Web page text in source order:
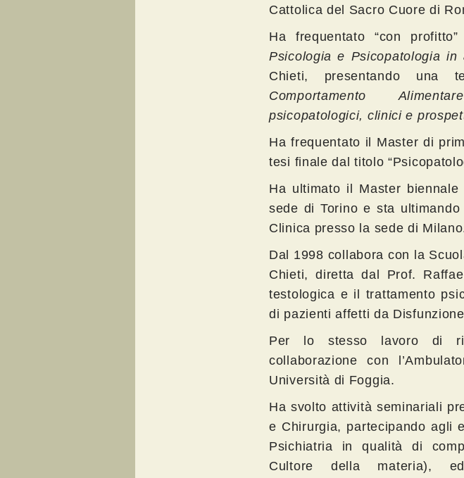
Cattolica del Sacro Cuore di
Ha frequentato “con
Psicologia e Psicopatologia in
Chieti, presentando
Comportamento
psicopatologici, clinici e
Ha frequentato il Master di
tesi finale dal titolo
Ha ultimato il Master
sede di Torino e sta
Clinica presso la sede di
Dal 1998 collabora con la
Chieti, diretta dal Prof.
testologica e il trattamento
di pazienti affetti da
Per lo stesso lavoro di
collaborazione con
Università di Foggia.
Ha svolto attività seminariali
e Chirurgia, partecipando agli
Psichiatria in qualità di
Cultore della materia),